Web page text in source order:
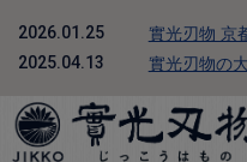
2026.01.25 實光刃物 京
2025.04.13 實光刃物の